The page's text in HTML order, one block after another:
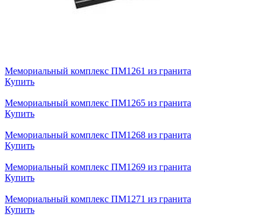
Мемориальный комплекс ПМ1261 из гранита
Купить
Мемориальный комплекс ПМ1265 из гранита
Купить
Мемориальный комплекс ПМ1268 из гранита
Купить
Мемориальный комплекс ПМ1269 из гранита
Купить
Мемориальный комплекс ПМ1271 из гранита
Купить